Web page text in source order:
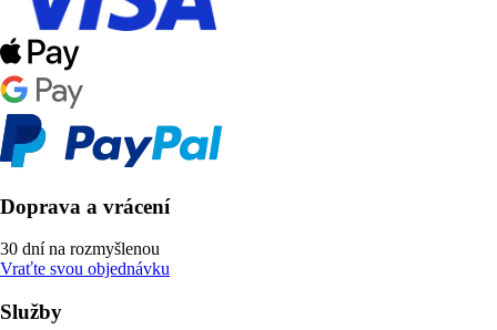
Doprava a vrácení
30 dní na rozmyšlenou
Vraťte svou objednávku
Služby